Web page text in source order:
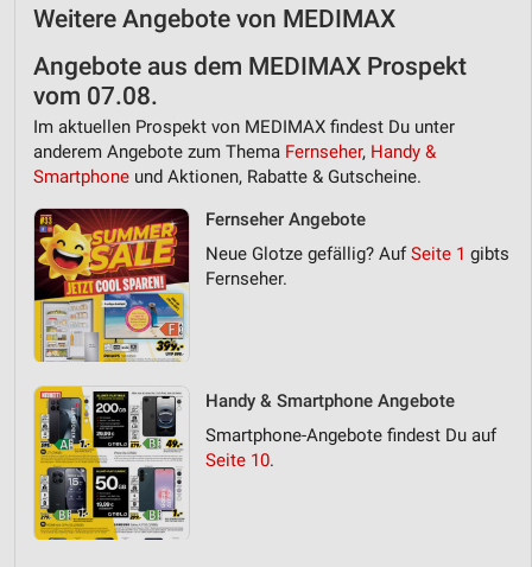
Weitere Angebote von MEDIMAX
Angebote aus dem MEDIMAX Prospekt
vom 07.08.
Im aktuellen Prospekt von MEDIMAX findest Du unter
anderem Angebote zum Thema Fernseher, Handy &
Smartphone und Aktionen, Rabatte & Gutscheine.
Fernseher Angebote
Neue Glotze gefällig? AufSeite 1 gibts
Fernseher.
Handy & Smartphone Angebote
Smartphone-Angebote findest Du auf
Seite 10.
Erstellung von Profilen zur Personalisierung
Verwendung von Profilen zur Auswahl
personalisierter Inhalte
Messung der Werbeleistung
Messung der Performance von Inhalten
Analyse von Zielgruppen durch Statistiken oder
Kombinationen von Daten aus verschiedenen
Quellen
Entwicklung und Verbesserung der Angebote
Verwendung reduzierter Daten zur Auswahl von
Inhalten
IAB-Besonderheiten:
Verwendung genauer Standortdaten
Geräte anhand von aktiv angeforderten